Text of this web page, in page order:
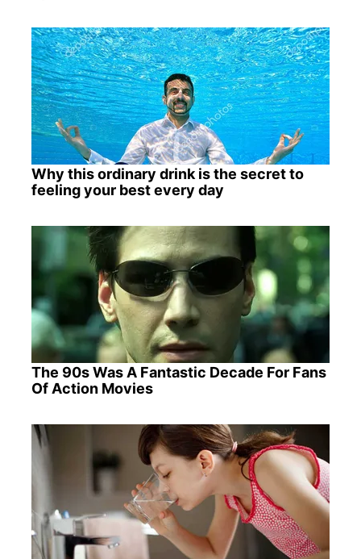
Why this ordinary drink is the secret to
feeling your best every day
The 90s Was A Fantastic Decade For Fans
Of Action Movies